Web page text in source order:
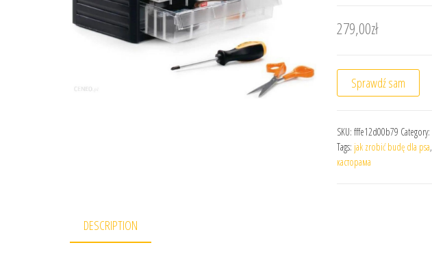
279,00zł
Sprawdź sam
SKU: fffe12d00b79 Category:
Tags: jak zrobić budę dla psa,
касторама
DESCRIPTION